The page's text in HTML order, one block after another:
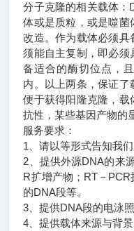
分子克隆的相关载体：
体或是质粒，或是噬菌
改造。作为载体必须
须能自主复制，即必
备适合的酶切位点，
内。以上两条，保证了
便于获得阳隆克隆，载
抗性，某些基因产物的
服务要求：
1、请以等形式告知我
2、提供外源DNA的来
R扩增产物；RT－
的DNA段等。
3、提供DNA段的电泳
4、提供载体来源与背景